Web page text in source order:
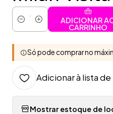
Quantidade
ADICIONAR
CARRINHO
Só pode comprar no
Adicionar à lista
Mostrar estoque de